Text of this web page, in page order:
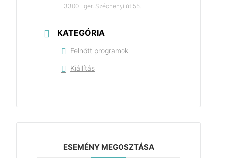
3300 Eger, Széchenyi út 55.
KATEGÓRIA
Felnőtt programok
Kiállítás
ESEMÉNY MEGOSZTÁSA